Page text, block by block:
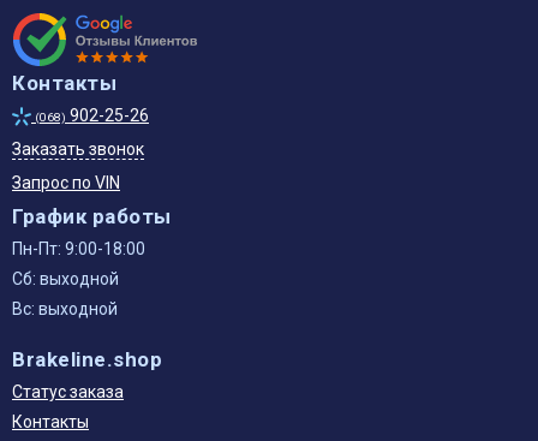
Контакты
(068) 902-25-26
Заказать звонок
Запрос по VIN
График работы
Пн-Пт: 9:00-18:00
Сб: выходной
Вс: выходной
Brakeline.shop
Статус заказа
Контакты